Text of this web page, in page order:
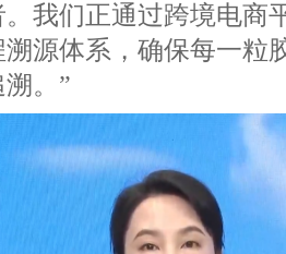
我们正通过跨境电商
源体系，确保每一粒
。”